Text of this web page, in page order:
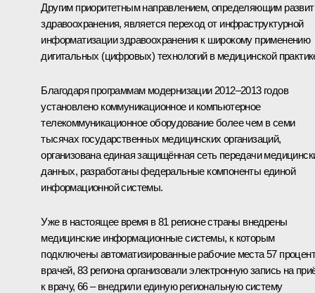
Другим приоритетным направлением, определяющим
здравоохранения, является переход от инфраструктурной
информатизации здравоохранения к широкому применению
дигитальных (цифровых) технологий в медицинской
Благодаря программам модернизации 2012–2013 годов
установлено коммуникационное и компьютерное
телекоммуникационное оборудование более чем в семи
тысячах государственных медицинских организаций,
организована единая защищённая сеть передачи
данных, разработаны федеральные компоненты единой
информационной системы.
Уже в настоящее время в 81 регионе страны внедрены
медицинские информационные системы, к которым
подключены автоматизированные рабочие места 57
врачей, 83 региона организовали электронную запись на
к врачу, 66 – внедрили единую региональную систему